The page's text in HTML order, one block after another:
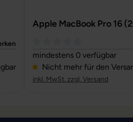
5 Sternen
Apple MacBook Pro 16
Durchschnittliche
mindestens 0 verfügbar
Nicht mehr für den
inkl. MwSt. zzgl. Versand